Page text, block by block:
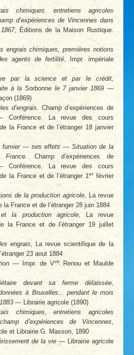
chimiques. entretiens agricoles
d’expériences de Vincennes dans
, Éditions de la Maison Rustique.
engrais chimiques, premières notions
agents de fertilité, Impr. impériale
par la science et par le crédit,
à la Sorbonne le 7 janvier 1869 —
(1869)
d’engrais. Champ d’expériences de
Conférence. La revue des cours
la France et de l’étranger 18 janvier
fumier — ses effets — Situation de la
France. Champ d’expériences de
Conférence. La revue des cours
la France et de l’étranger 1erfévrier
de la production agricole, La revue
la France et de l’étranger 28 juin 1884
et la production agricole, La revue
la France et de l’étranger 19 juillet
engrais, La revue scientifique de la
23 aout 1884
— Impr. de VveRenou et Maulde
devant sa ferme délaissée,
à Bruxelles... pendant le mois
— Librairie agricole (1890)
chimiques, entretiens agricoles
d’expériences de Vincennes
et Librairie G. Masson, 1890
de la vie— Librairie agricole